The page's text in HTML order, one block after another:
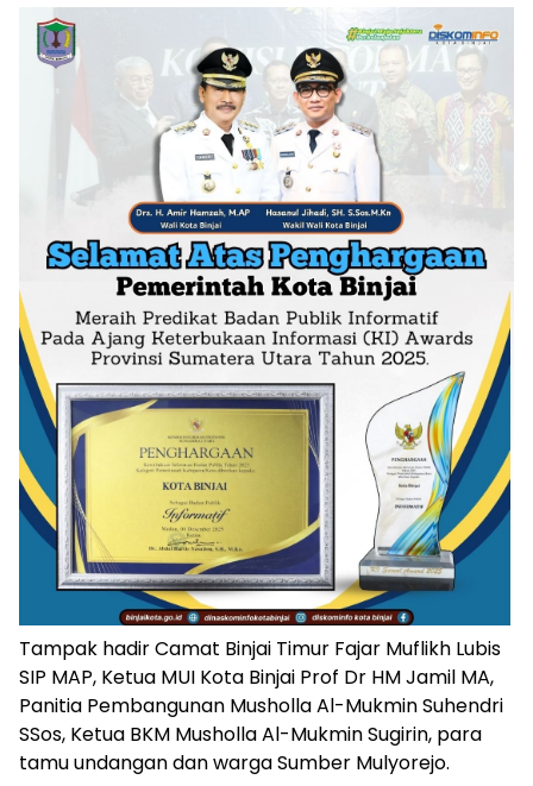
Tampak hadir Camat Binjai Timur Fajar Muflikh Lubis
SIP MAP, Ketua MUI Kota Binjai Prof Dr HM Jamil MA,
Panitia Pembangunan Musholla Al-Mukmin Suhendri
SSos, Ketua BKM Musholla Al-Mukmin Sugirin, para
tamu undangan dan warga Sumber Mulyorejo.